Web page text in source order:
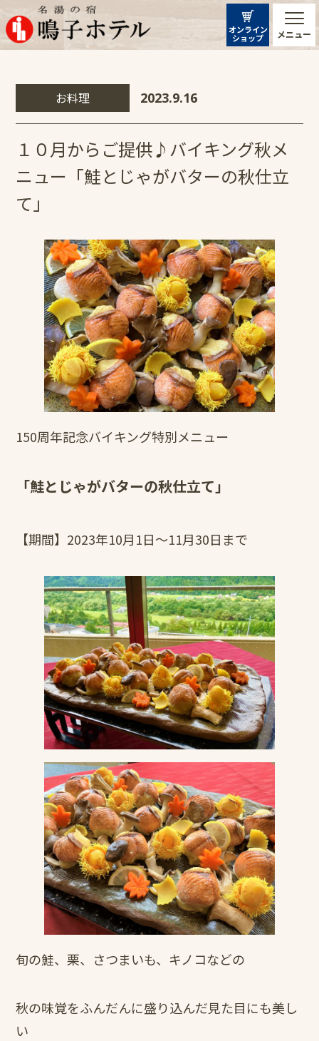
メニュー
オンライン
ショップ
お料理 2023.9.16
１０月からご提供♪バイキング秋メ
ニュー「鮭とじゃがバターの秋仕立
て」
150周年記念バイキング特別メニュー
「鮭とじゃがバターの秋仕立て」
【期間】2023年10月1日～11月30日まで
旬の鮭、栗、さつまいも、キノコなどの
秋の味覚をふんだんに盛り込んだ見た目にも美し
い